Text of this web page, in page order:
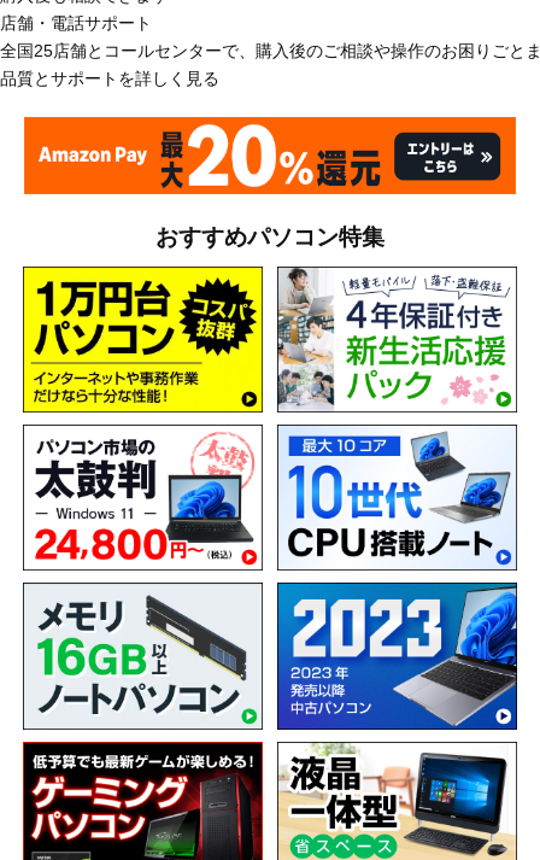
店舗・電話サポート
全国25店舗とコールセンターで、購入後のご相談や操作のお困りごと
品質とサポートを詳しく見る
おすすめパソコン特集